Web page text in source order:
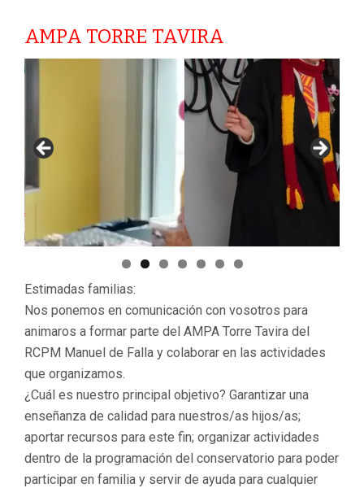
AMPA TORRE TAVIRA
Estimadas familias:
Nos ponemos en comunicación con vosotros para
animaros a formar parte del AMPA Torre Tavira del
RCPM Manuel de Falla y colaborar en las actividades
que organizamos.
¿Cuál es nuestro principal objetivo? Garantizar una
enseñanza de calidad para nuestros/as hijos/as;
aportar recursos para este fin; organizar actividades
dentro de la programación del conservatorio para poder
participar en familia y servir de ayuda para cualquier